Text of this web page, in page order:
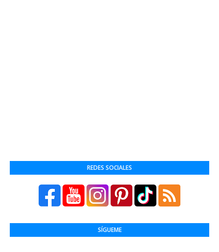
REDES SOCIALES
SÍGUEME